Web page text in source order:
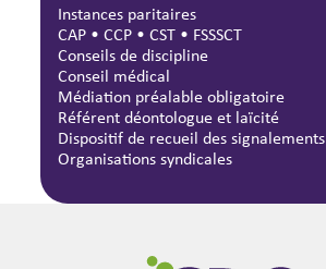
Instances paritaires
CAP •CCP •CST • FSSSCT
Conseils de discipline
Conseil médical
Médiation préalable obligatoire
Référent déontologue et laïcité
Dispositif de recueil des signalements
Organisations syndicales